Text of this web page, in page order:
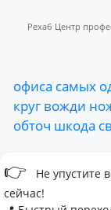
Рехаб Центр
офиса самых
круг вожди
обточ шкода
👉
Не упустите
сейчас!